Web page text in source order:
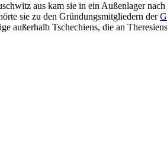
aus kam sie in ein Außenlager
sie zu den Gründungsmitgliedern der
außerhalb Tschechiens, die an